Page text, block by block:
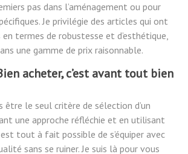
pas dans l’aménagement ou pour
Je privilégie des articles qui ont
termes de robustesse et d’esthétique,
une gamme de prix raisonnable.
acheter, c’est avant tout bien
être le seul critère de sélection d’un
une approche réfléchie et en utilisant
tout à fait possible de s’équiper avec
sans se ruiner. Je suis là pour vous